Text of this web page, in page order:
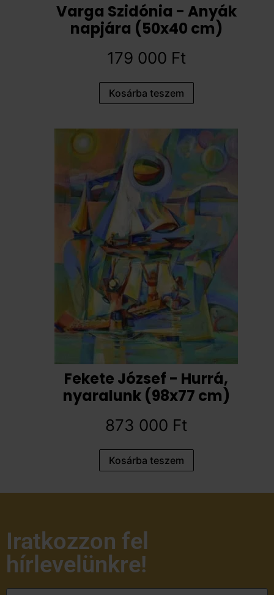
Varga Szidónia - Anyák
napjára (50x40 cm)
179 000 Ft
Kosárba teszem
Fekete József - Hurrá,
nyaralunk (98x77 cm)
873 000 Ft
Kosárba teszem
Iratkozzon fel
hírlevelünkre!